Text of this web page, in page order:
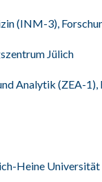
(INM-3),
Jülich
Analytik (ZEA-1),
Heine